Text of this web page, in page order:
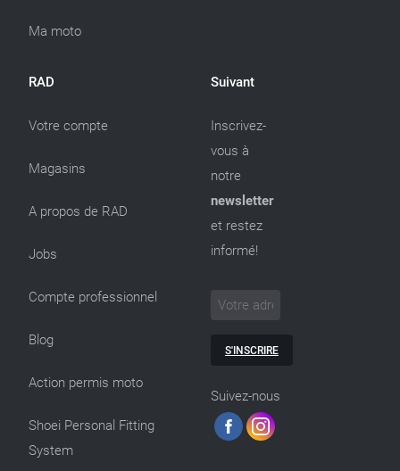
Ma moto
RAD
Votre compte
Magasins
A propos de RAD
Jobs
Compte professionnel
Blog
Action permis moto
Shoei Personal Fitting
System
Suivant
Inscrivez-
vous à
notre
newsletter
et restez
informé!
S'INSCRIRE
Suivez-nous